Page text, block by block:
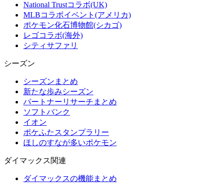
National Trustコラボ(UK)
MLBコラボイベント(アメリカ)
ポケモン化石博物館(シカゴ)
レゴコラボ(海外)
シティサファリ
シーズン
シーズンまとめ
新たな歩みシーズン
パートナーリサーチまとめ
ソフトバンク
イオン
ポケふたスタンプラリー
ほしのすなが多いポケモン
ダイマックス関連
ダイマックスの機能まとめ